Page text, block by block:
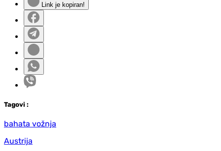
Link je kopiran!
Tagovi :
bahata vožnja
Austrija